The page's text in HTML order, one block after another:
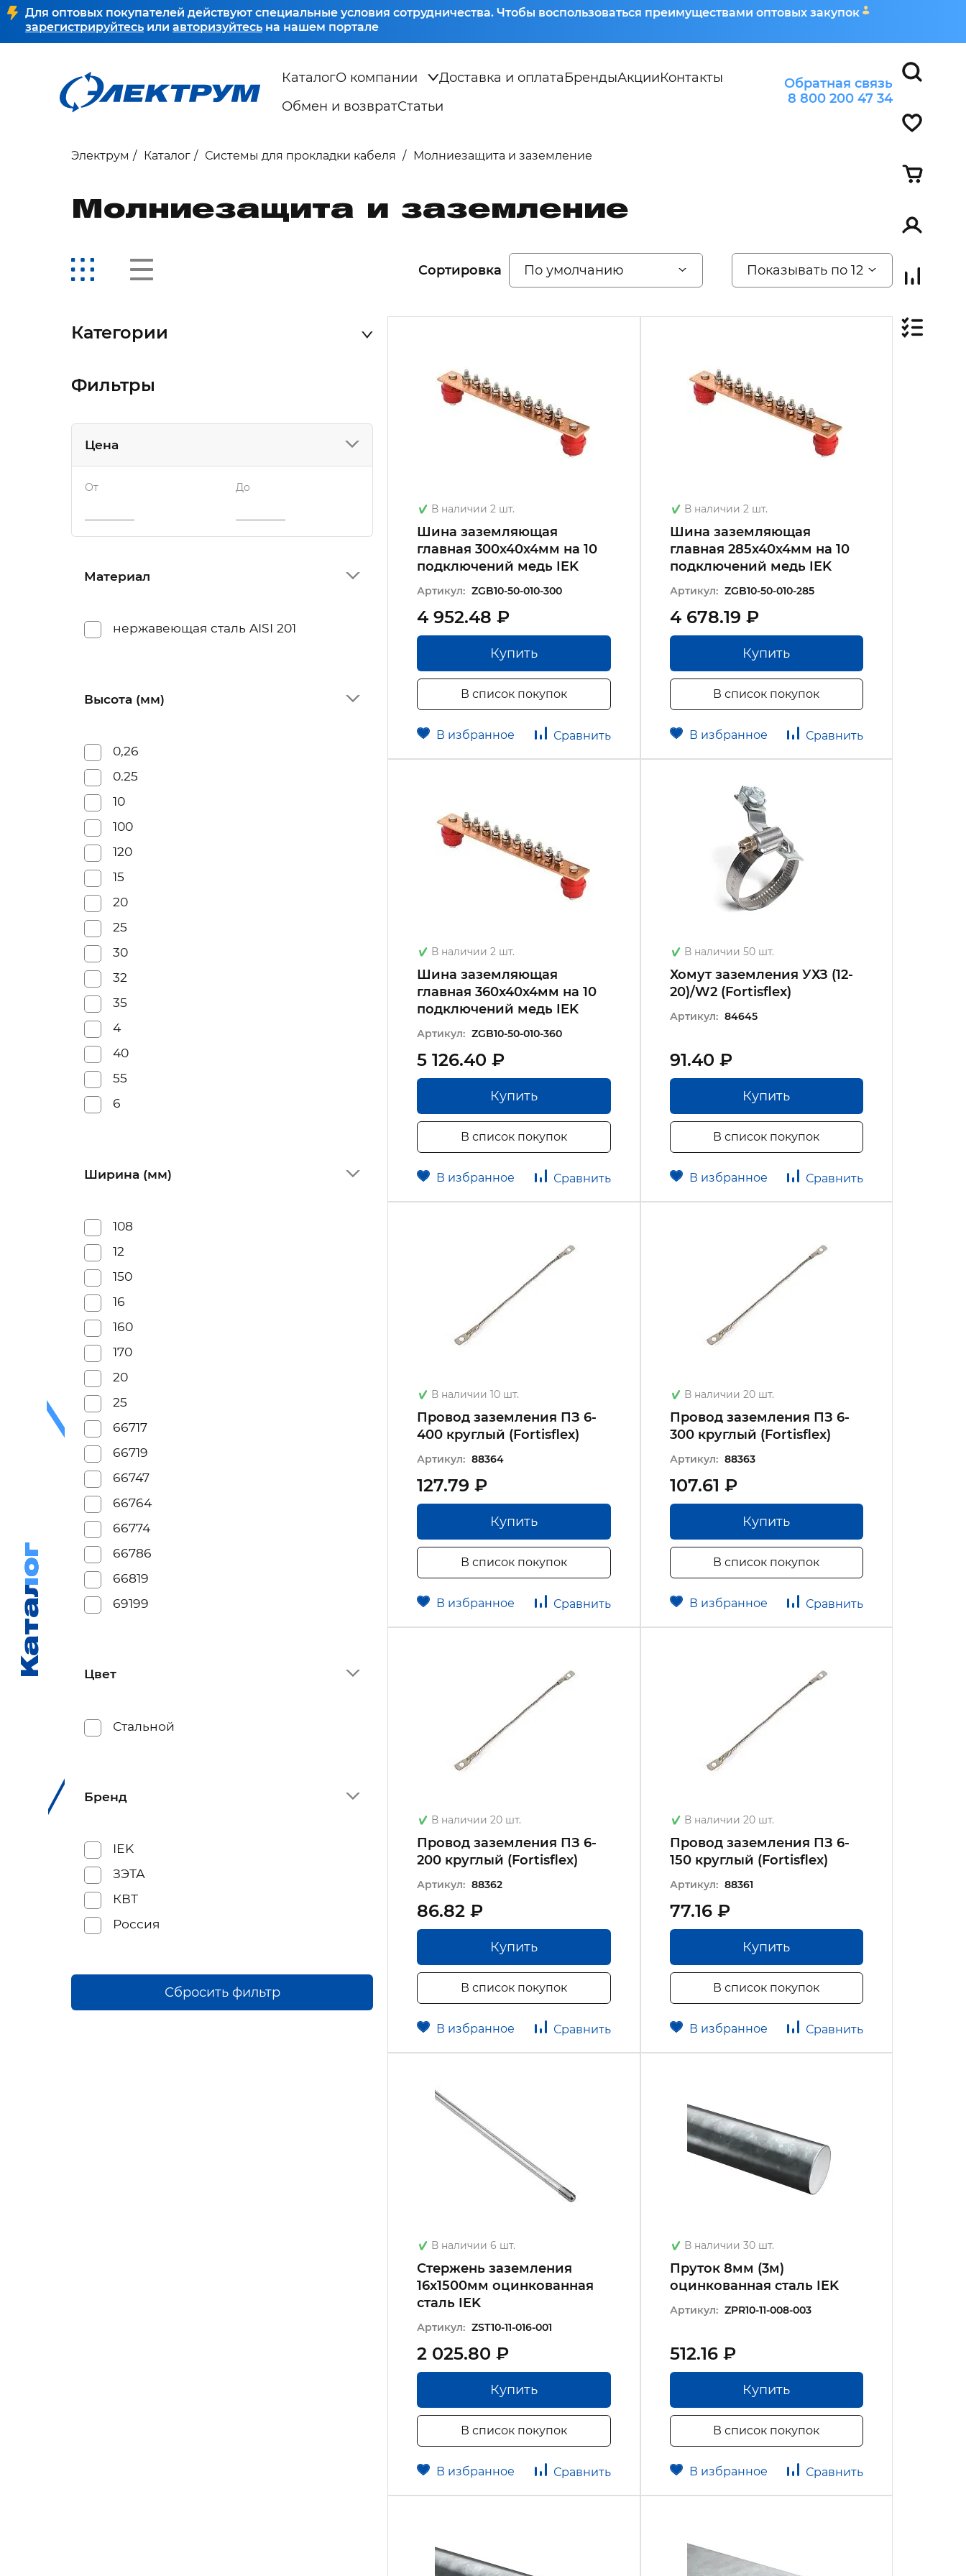
Для оптовых покупателей действуют специальные условия сотрудничества. Чтобы воспользоваться преимуществами оптовых закупок
зарегистрируйтесь или авторизуйтесь на нашем портале
КаталогО компании Доставка и оплатаБрендыАкцииКонтакты
Обмен и возвратСтатьи
Обратная связь
8 800 200 47 34
Каталог
Каталог
Электрум Каталог Системы для прокладки кабеля Молниезащита и заземление
Молниезащита и заземление
Сортировка По умолчанию Показывать по 12
Категории
Фильтры
Цена
От До
Материал
нержавеющая сталь AISI 201
Высота (мм)
0,26
0.25
10
100
120
15
20
25
30
32
35
4
40
55
6
Ширина (мм)
108
12
150
16
160
170
20
25
66717
66719
66747
66764
66774
66786
66819
69199
Цвет
Стальной
Бренд
IEK
ЗЭТА
КВТ
Россия
В наличии 2 шт.
Шина заземляющая
главная 300х40х4мм на 10
подключений медь IEK
Артикул: ZGB10-50-010-300
4 952.48 ₽
Купить
В список покупок
В избранное Сравнить
В наличии 2 шт.
Шина заземляющая
главная 285х40х4мм на 10
подключений медь IEK
Артикул: ZGB10-50-010-285
4 678.19 ₽
Купить
В список покупок
В избранное Сравнить
В наличии 2 шт.
Шина заземляющая
главная 360х40х4мм на 10
подключений медь IEK
Артикул: ZGB10-50-010-360
5 126.40 ₽
Купить
В список покупок
В избранное Сравнить
В наличии 50 шт.
Хомут заземления УХЗ (12-
20)/W2 (Fortisflex)
Артикул: 84645
91.40 ₽
Купить
В список покупок
В избранное Сравнить
В наличии 10 шт.
Провод заземления ПЗ 6-
400 круглый (Fortisflex)
Артикул: 88364
127.79 ₽
Купить
В список покупок
В избранное Сравнить
В наличии 20 шт.
Провод заземления ПЗ 6-
300 круглый (Fortisflex)
Артикул: 88363
107.61 ₽
Купить
В список покупок
В избранное Сравнить
В наличии 20 шт.
Провод заземления ПЗ 6-
200 круглый (Fortisflex)
Артикул: 88362
86.82 ₽
Купить
В список покупок
В избранное Сравнить
В наличии 20 шт.
Провод заземления ПЗ 6-
150 круглый (Fortisflex)
Артикул: 88361
77.16 ₽
Купить
В список покупок
В избранное Сравнить
В наличии 6 шт.
Стержень заземления
16х1500мм оцинкованная
сталь IEK
Артикул: ZST10-11-016-001
2 025.80 ₽
Купить
В список покупок
В избранное Сравнить
В наличии 30 шт.
Пруток 8мм (3м)
оцинкованная сталь IEK
Артикул: ZPR10-11-008-003
512.16 ₽
Купить
В список покупок
В избранное Сравнить